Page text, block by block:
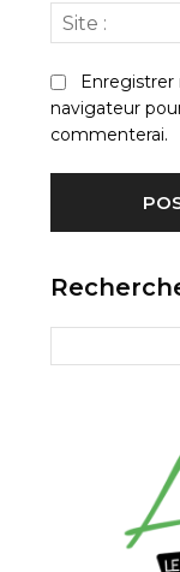
navigateur
commenterai.